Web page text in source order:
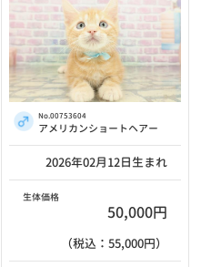
No.00753604
アメリカンショートヘアー
2026年02月12日生まれ
生体価格
50,000円
（税込：55,000円）